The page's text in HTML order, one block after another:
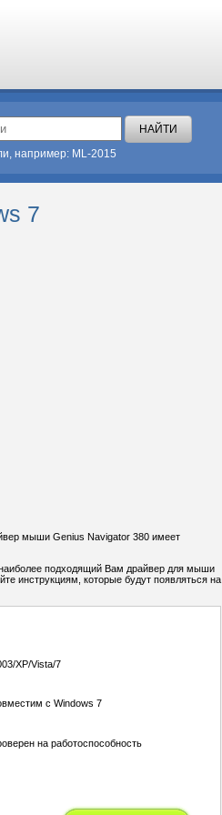
например: ML-2015
7
мыши Genius Navigator 380 имеет
подходящий Вам драйвер для мыши
инструкциям, которые будут появляться на
XP/Vista/7
с Windows 7
на работоспособность